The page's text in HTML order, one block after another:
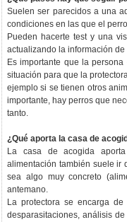
Suelen ser parecidos a una
condiciones en las que el
Pueden hacerte test y una
actualizando la información de
Es importante que la
situación para que la
ejemplo si se tienen otros
importante, hay perros que
tanto.
¿Qué aporta la casa de
La casa de acogida
alimentación también suele ir
sea algo muy concreto
antemano.
La protectora se encarga
desparasitaciones, análisis